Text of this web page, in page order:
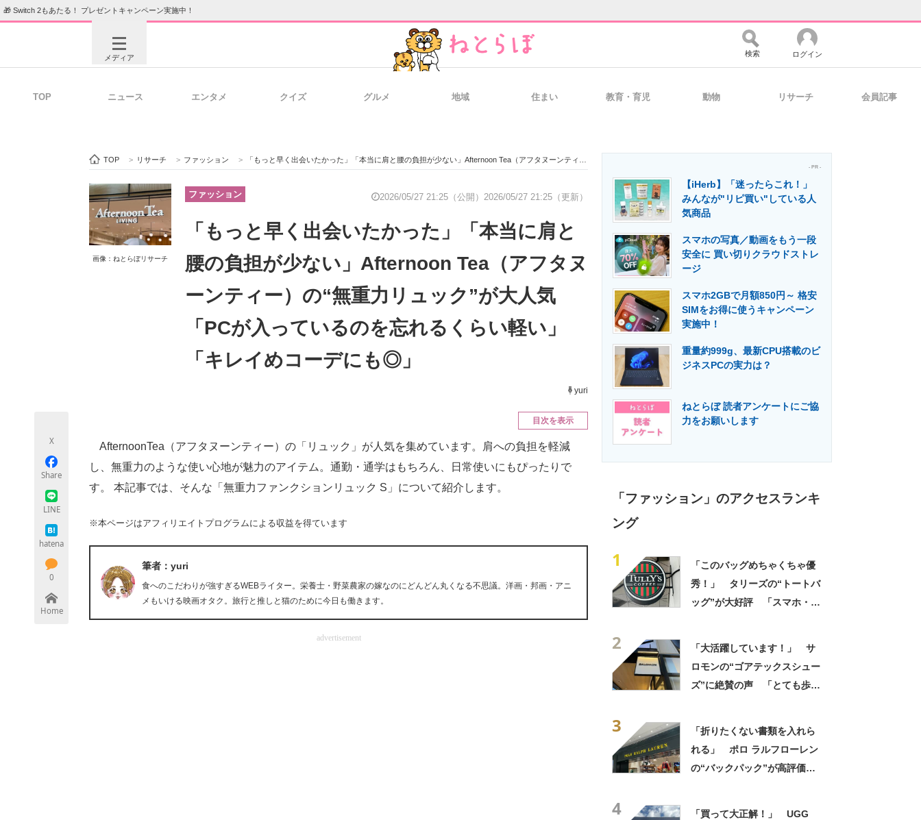
🎁 Switch 2もあたる！ プレゼントキャンペーン実施中！
メディア
ビジネスと働き方のヒント 経営リーダーのコミュニティ マーケ×ITの今がよく分かる
企業向けIT製品の総合サイト 製造業のIT導入・活用を支援
モノづくり技術者専門サイト エネルギーの専門メディア 建設×テクノロジーの最前線
検索 ログイン
TOP ニュース エンタメ クイズ グルメ 地域 住まい 教育・育児 動物 リサーチ 会員記事
TOP > リサーチ > ファッション > 「もっと早く出会いたかった」「本当に肩と腰の負担が少ない」Afternoon Tea（アフタヌーンティー）の“無重力リュック”が大人気 「PCが入っているのを忘れるくらい軽い」「キレイめコーデにも◎」
画像：ねとらぼリサーチ
ファッション 2026/05/27 21:25（公開） 2026/05/27 21:25（更新）
「もっと早く出会いたかった」「本当に肩と
腰の負担が少ない」Afternoon Tea（アフタヌ
ーンティー）の“無重力リュック”が大人気
「PCが入っているのを忘れるくらい軽い」
「キレイめコーデにも◎」
yuri
X
Share
LINE
hatena
0
Home
目次を表示
AfternoonTea（アフタヌーンティー）の「リュック」が人気を集めています。肩への負担を軽減
し、無重力のような使い心地が魅力のアイテム。通勤・通学はもちろん、日常使いにもぴったりで
す。 本記事では、そんな「無重力ファンクションリュック S」について紹介します。
※本ページはアフィリエイトプログラムによる収益を得ています
筆者：yuri
食へのこだわりが強すぎるWEBライター。栄養士・野菜農家の嫁なのにどんどん丸くなる不思議。洋画・邦画・アニ
メもいける映画オタク。旅行と推しと猫のために今日も働きます。
advertisement
- PR -
【iHerb】「迷ったらこれ！」
みんなが"リピ買い"している人
気商品
スマホの写真／動画をもう一段
安全に 買い切りクラウドストレ
ージ
スマホ2GBで月額850円～ 格安
SIMをお得に使うキャンペーン
実施中！
重量約999g、最新CPU搭載のビ
ジネスPCの実力は？
ねとらぼ 読者アンケートにご協
力をお願いします
「ファッション」のアクセスランキ
ング
1
「このバッグめちゃくちゃ優
秀！」 タリーズの“トートバ
ッグ”が大好評 「スマホ・財
2
「大活躍しています！」 サ
ロモンの“ゴアテックスシュー
ズ”に絶賛の声 「とても歩き
3
「折りたくない書類を入れら
れる」 ポロ ラルフローレン
の“バックパック”が高評価
4
「買って大正解！」 UGG